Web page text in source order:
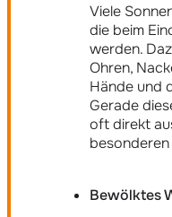
Viele
die beim
werden.
Ohren,
Hände und
Gerade
oft direkt
Bewölktes